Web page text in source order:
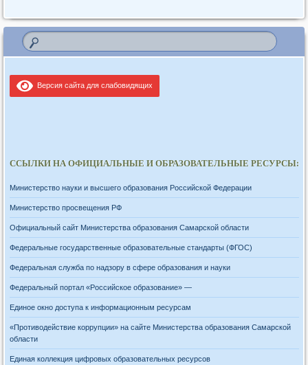
Версия сайта для слабовидящих
ССЫЛКИ НА ОФИЦИАЛЬНЫЕ И ОБРАЗОВАТЕЛЬНЫЕ РЕСУРСЫ:
Министерство науки и высшего образования Российской Федерации
Министерство просвещения РФ
Официальный сайт Министерства образования Самарской области
Федеральные государственные образовательные стандарты (ФГОС)
Федеральная служба по надзору в сфере образования и науки
Федеральный портал «Российское образование» —
Единое окно доступа к информационным ресурсам
«Противодействие коррупции» на сайте Министерства образования Самарской
области
Единая коллекция цифровых образовательных ресурсов